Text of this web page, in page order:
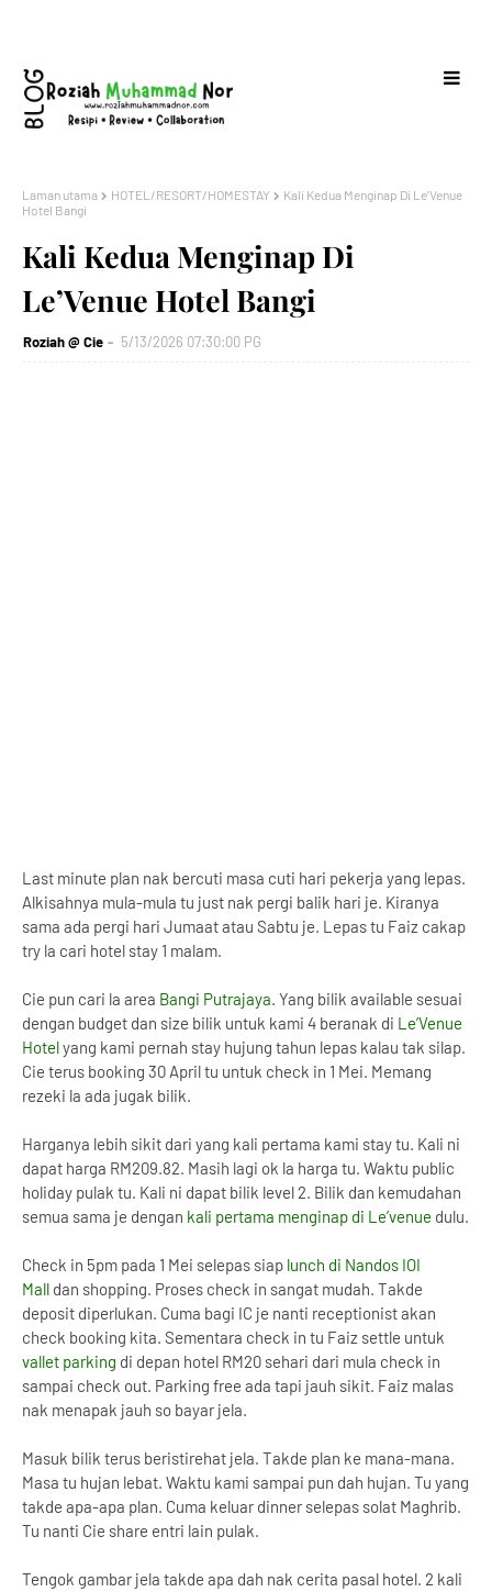
Laman utama HOTEL/RESORT/HOMESTAY
Kali Kedua Menginap Di Le’Venue
Hotel Bangi
Kali Kedua Menginap Di
Le’Venue Hotel Bangi
Roziah @ Cie 5/13/2026 07:30:00 PG
Last minute plan nak bercuti masa cuti hari pekerja yang lepas.
Alkisahnya mula-mula tu just nak pergi balik hari je. Kiranya
sama ada pergi hari Jumaat atau Sabtu je. Lepas tu Faiz cakap
try la cari hotel stay 1 malam.
Cie pun cari la area Bangi Putrajaya. Yang bilik available sesuai
dengan budget dan size bilik untuk kami 4 beranak di Le’Venue
Hotelyang kami pernah stay hujung tahun lepas kalau tak silap.
Cie terus booking 30 April tu untuk check in 1 Mei. Memang
rezeki la ada jugak bilik.
Harganya lebih sikit dari yang kali pertama kami stay tu. Kali ni
dapat harga RM209.82. Masih lagi ok la harga tu. Waktu public
holiday pulak tu. Kali ni dapat bilik level 2. Bilik dan kemudahan
semua sama je dengan kali pertama menginap di Le’venue dulu.
Check in 5pm pada 1 Mei selepas siap lunch di Nandos IOI
Mall dan shopping. Proses check in sangat mudah. Takde
deposit diperlukan. Cuma bagi IC je nanti receptionist akan
check booking kita. Sementara check in tu Faiz settle untuk
vallet parking di depan hotel RM20 sehari dari mula check in
sampai check out. Parking free ada tapi jauh sikit. Faiz malas
nak menapak jauh so bayar jela.
Masuk bilik terus beristirehat jela. Takde plan ke mana-mana.
Masa tu hujan lebat. Waktu kami sampai pun dah hujan. Tu yang
takde apa-apa plan. Cuma keluar dinner selepas solat Maghrib.
Tu nanti Cie share entri lain pulak.
Tengok gambar jela takde apa dah nak cerita pasal hotel. 2 kali